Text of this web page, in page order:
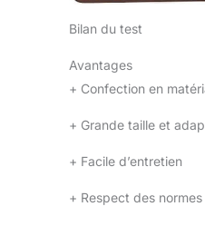
Bilan du test
Avantages
+ Confection en
+ Grande taille et
+ Facile d’entretien
+ Respect des